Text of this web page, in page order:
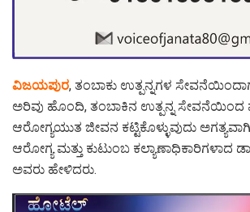
ವಿಜಯಪುರ, ತಂಬಾಕು ಉತ್ಪನ್ನಗಳ
ಅರಿವು ಹೊಂದಿ, ತಂಬಾಕಿನ ಉತ್ಪನ್ನ ಸೇವನೆಯಿಂದ
ಆರೋಗ್ಯಯುತ ಜೀವನ ಕಟ್ಟಿಕೊಳ್ಳುವುದು
ಆರೋಗ್ಯ ಮತ್ತು ಕುಟುಂಬ ಕಲ್ಯಾಣಾಧಿಕಾರಿಗಳಾದ
ಅವರು ಹೇಳಿದರು.